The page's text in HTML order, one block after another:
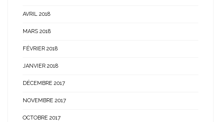
AVRIL 2018
MARS 2018
FÉVRIER 2018
JANVIER 2018
DÉCEMBRE 2017
NOVEMBRE 2017
OCTOBRE 2017